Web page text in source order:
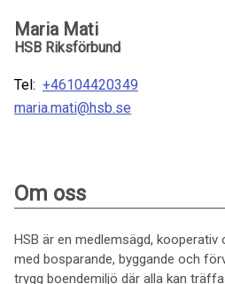
Maria Mati
HSB Riksförbund
Tel: +46104420349
maria.mati@hsb.se
Om oss
HSB är en medlemsägd,
med bosparande, byggande och
trygg boendemiljö där alla kan